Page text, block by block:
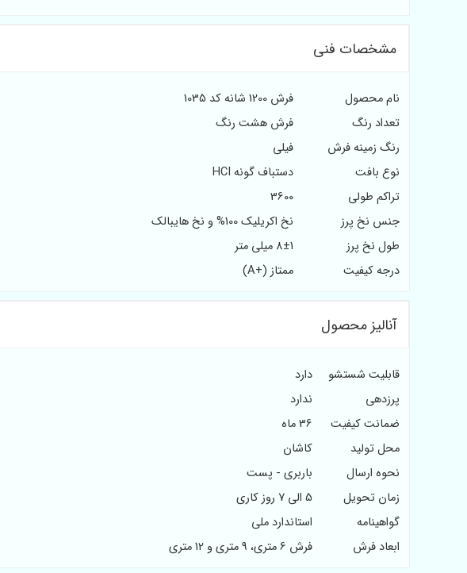
مشخصات فنی
نام محصول
فرش 1200 شانه کد 1035
تعداد رنگ
فرش هشت رنگ
رنگ زمینه فرش
فیلی
نوع بافت
دستباف گونه HCI
تراکم طولی
3600
جنس نخ پرز
نخ اکریلیک 100% و نخ هایبالک
طول نخ پرز
8±1 میلی متر
درجه کیفیت
ممتاز (+A)
آنالیز محصول
قابلیت شستشو
دارد
پرزدهی
ندارد
ضمانت کیفیت
36 ماه
محل تولید
کاشان
نحوه ارسال
باربری - پست
زمان تحویل
5 الی 7 روز کاری
گواهینامه
استاندارد ملی
ابعاد فرش
فرش 6 متری، 9 متری و 12 متری